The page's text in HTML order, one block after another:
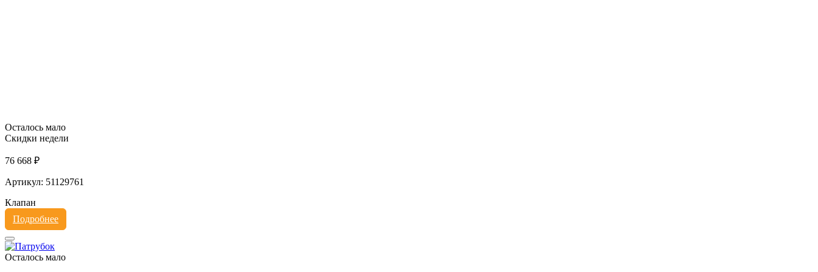
Осталось мало
Скидки недели
76 668 ₽
Артикул: 51129761
Клапан
Подробнее
Осталось мало